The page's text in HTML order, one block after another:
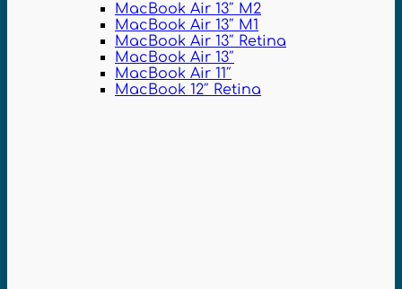
MacBook Air 13″ M2
MacBook Air 13″ M1
MacBook Air 13″ Retina
MacBook Air 13″
MacBook Air 11″
MacBook 12″ Retina